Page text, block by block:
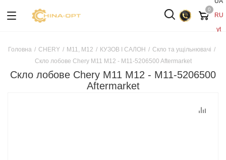
RU
yt
0
Головна / CHERY / M11, M12 / КУЗОВ І САЛОН / Скло та ущільнювачі /
Скло лобове Chery M11 M12 - M11-5206500 Aftermarket
Скло лобове Chery M11 M12 - M11-5206500
Aftermarket